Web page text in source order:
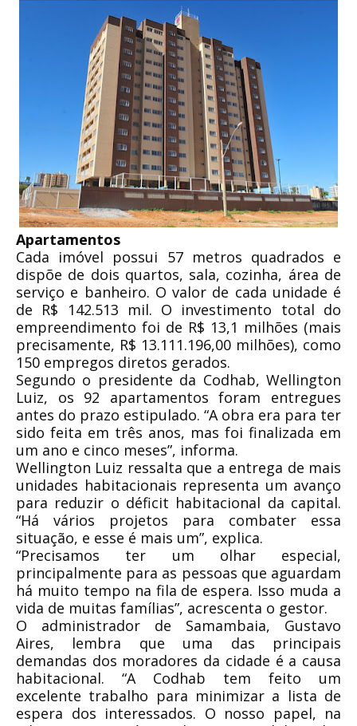
Apartamentos
Cada imóvel possui 57 metros quadrados e
dispõe de dois quartos, sala, cozinha, área de
serviço e banheiro. O valor de cada unidade é
de R$ 142.513 mil. O investimento total do
empreendimento foi de R$ 13,1 milhões (mais
precisamente, R$ 13.111.196,00 milhões), como
150 empregos diretos gerados.
Segundo o presidente da Codhab, Wellington
Luiz, os 92 apartamentos foram entregues
antes do prazo estipulado. “A obra era para ter
sido feita em três anos, mas foi finalizada em
um ano e cinco meses”, informa.
Wellington Luiz ressalta que a entrega de mais
unidades habitacionais representa um avanço
para reduzir o déficit habitacional da capital.
“Há vários projetos para combater essa
situação, e esse é mais um”, explica.
“Precisamos ter um olhar especial,
principalmente para as pessoas que aguardam
há muito tempo na fila de espera. Isso muda a
vida de muitas famílias”, acrescenta o gestor.
O administrador de Samambaia, Gustavo
Aires, lembra que uma das principais
demandas dos moradores da cidade é a causa
habitacional. “A Codhab tem feito um
excelente trabalho para minimizar a lista de
espera dos interessados. O nosso papel, na